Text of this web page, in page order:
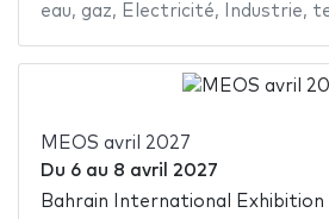
eau, gaz, Electricité, Industrie,
MEOS avril 2027
Du 6au 8 avril 2027
Bahrain International Exhibition